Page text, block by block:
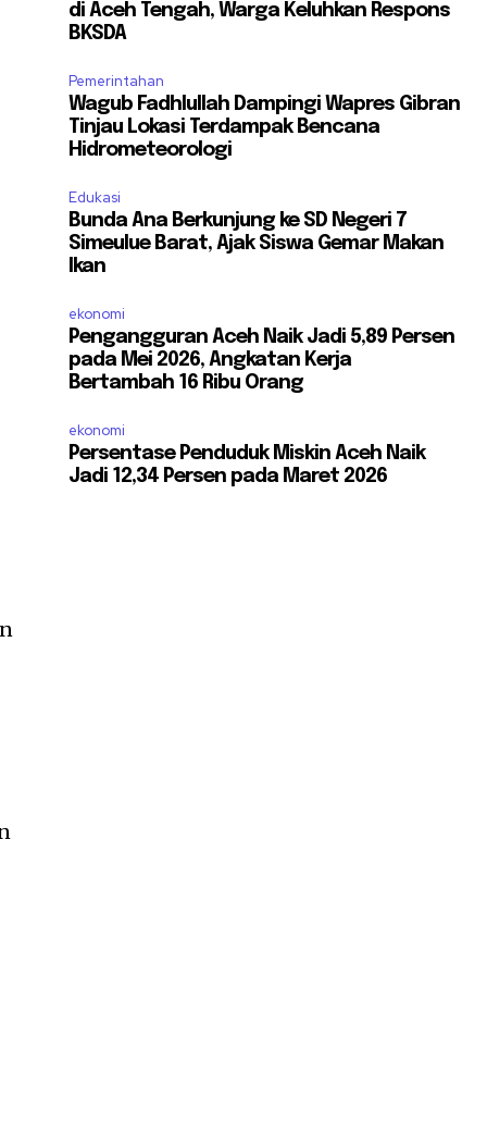
di Aceh Tengah, Warga Keluhkan Respons
BKSDA
Pemerintahan
Wagub Fadhlullah Dampingi Wapres Gibran
Tinjau Lokasi Terdampak Bencana
Hidrometeorologi
Edukasi
Bunda Ana Berkunjung ke SD Negeri 7
Simeulue Barat, Ajak Siswa Gemar Makan
Ikan
ekonomi
Pengangguran Aceh Naik Jadi 5,89 Persen
pada Mei 2026, Angkatan Kerja
Bertambah 16 Ribu Orang
ekonomi
Persentase Penduduk Miskin Aceh Naik
Jadi 12,34 Persen pada Maret 2026